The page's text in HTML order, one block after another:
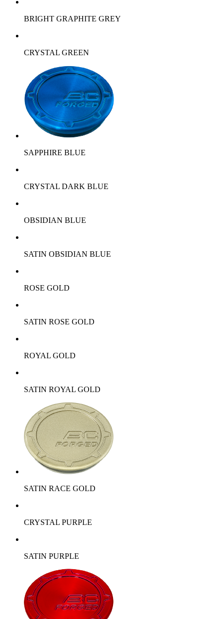
BRIGHT GRAPHITE GREY
CRYSTAL GREEN
SAPPHIRE BLUE
CRYSTAL DARK BLUE
OBSIDIAN BLUE
SATIN OBSIDIAN BLUE
ROSE GOLD
SATIN ROSE GOLD
ROYAL GOLD
SATIN ROYAL GOLD
SATIN RACE GOLD
CRYSTAL PURPLE
SATIN PURPLE